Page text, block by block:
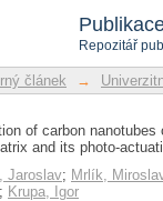
Repozitář
b-
článek →
of carbon
and its photo-
Jaroslav; Mrlík,
; Krupa, Igor